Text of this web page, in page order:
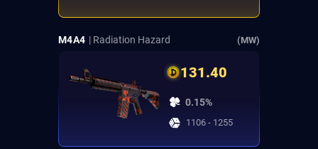
M4A4 | Radiation Hazard (MW)
131.40
0.15%
1106 - 1255